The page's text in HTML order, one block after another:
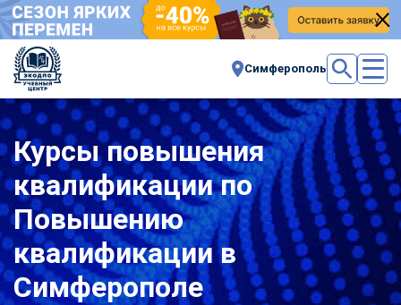
Симферополь
Курсы повышения
квалификации по
Повышению
квалификации в
Симферополе